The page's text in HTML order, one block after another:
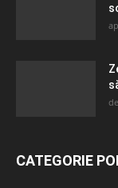
CATEGORIE